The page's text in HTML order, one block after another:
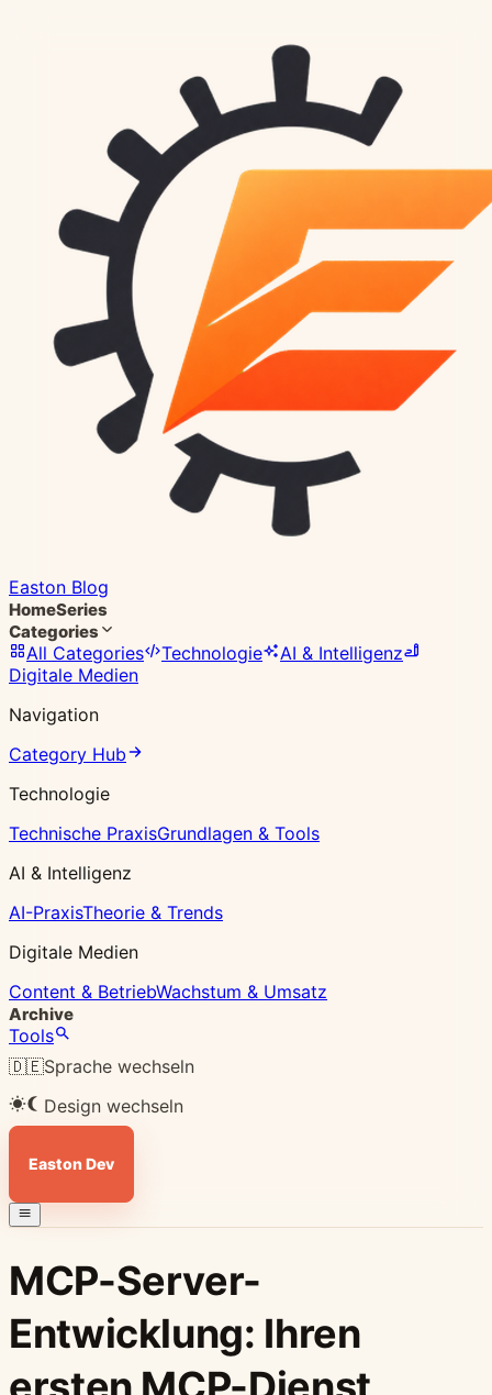
Easton Blog
HomeSeries
Categories
All Categories Technologie
AI & Intelligenz
Digitale Medien
Navigation
Category Hub
Technologie
Technische PraxisGrundlagen & Tools
AI & Intelligenz
AI-PraxisTheorie & Trends
Digitale Medien
Content & BetriebWachstum & Umsatz
Archive
Tools
🇩🇪Sprache wechseln
Design wechseln
Easton Dev
MCP-Server-
Entwicklung: Ihren